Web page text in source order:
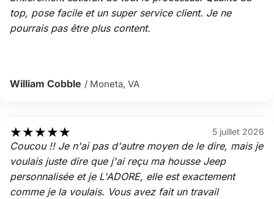
top, pose facile et un super service client. Je ne
pourrais pas être plus content.
William Cobble / Moneta, VA
★★★★★ 5 juillet 2026
Coucou !! Je n'ai pas d'autre moyen de le dire, mais je
voulais juste dire que j'ai reçu ma housse Jeep
personnalisée et je L'ADORE, elle est exactement
comme je la voulais. Vous avez fait un travail